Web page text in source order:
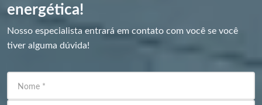
energética!
Nosso especialista entrará em contato com você se você
tiver alguma dúvida!
Nome *